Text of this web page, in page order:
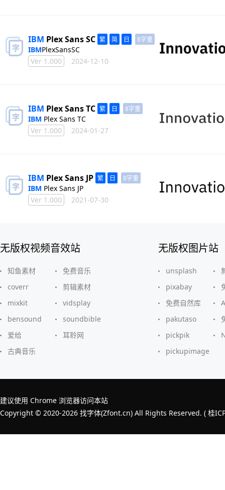
IBM Plex Sans SC 8字重
IBMPlexSansSC
Ver 1.000
2024-12-10
IBM Plex Sans TC 8字重
IBM Plex Sans TC
Ver 1.000
2024-01-27
IBM Plex Sans JP 8字重
IBM Plex Sans JP
Ver 1.000
2021-07-30
无版权视频音效站
知鱼素材
免费音乐
coverr
剪辑素材
mixkit
vidsplay
bensound
soundbible
爱给
耳聆网
古典音乐
无版权图片站
unsplash
pixabay
免费自然库
pakutaso
pickpik
pickupimage
建议使用 Chrome 浏览器访问本站
Copyright © 2020-2026 找字体(Zfont.cn) All Rights Reserved. ( 桂